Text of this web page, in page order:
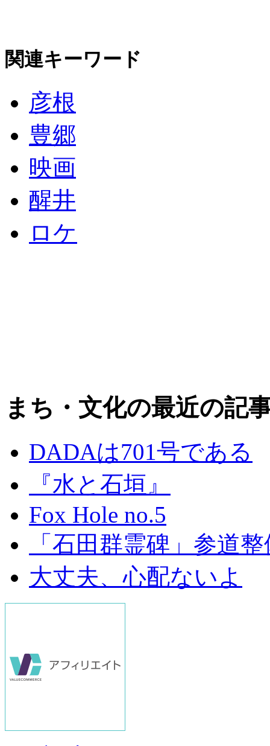
関連キーワード
彦根
豊郷
映画
醒井
ロケ
まち・文化の最近の記
DADAは701号である
『水と石垣』
Fox Hole no.5
「石田群霊碑」参道
大丈夫、心配ないよ